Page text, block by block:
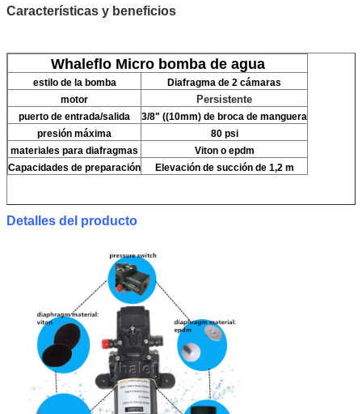
Características y beneficios
Whaleflo Micro bomba de agua
estilo de la bomba
Diafragma de 2 cámaras
motor
Persistente
puerto de entrada/salida
3/8" ((10mm) de broca de manguera
presión máxima
80 psi
materiales para diafragmas
Viton o epdm
Capacidades de preparación
Elevación de succión de 1,2 m
Detalles del producto